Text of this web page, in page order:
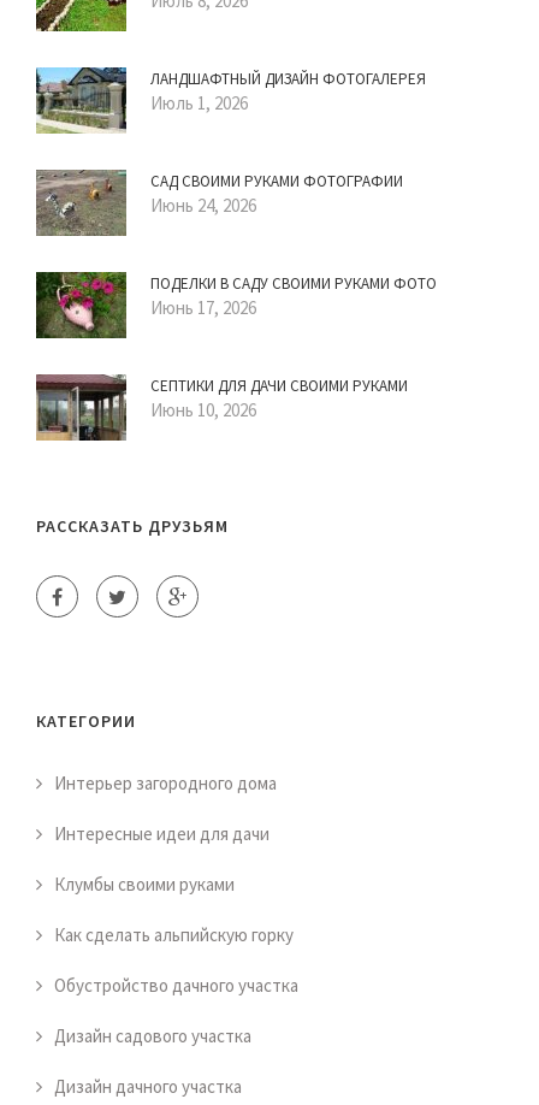
ЛАНДШАФТНЫЙ ДИЗАЙН ФОТОГАЛЕРЕЯ
Июль 1, 2026
САД СВОИМИ РУКАМИ ФОТОГРАФИИ
Июнь 24, 2026
ПОДЕЛКИ В САДУ СВОИМИ РУКАМИ ФОТО
Июнь 17, 2026
СЕПТИКИ ДЛЯ ДАЧИ СВОИМИ РУКАМИ
Июнь 10, 2026
РАССКАЗАТЬ ДРУЗЬЯМ
КАТЕГОРИИ
Интерьер загородного дома
Интересные идеи для дачи
Клумбы своими руками
Как сделать альпийскую горку
Обустройство дачного участка
Дизайн садового участка
Дизайн дачного участка